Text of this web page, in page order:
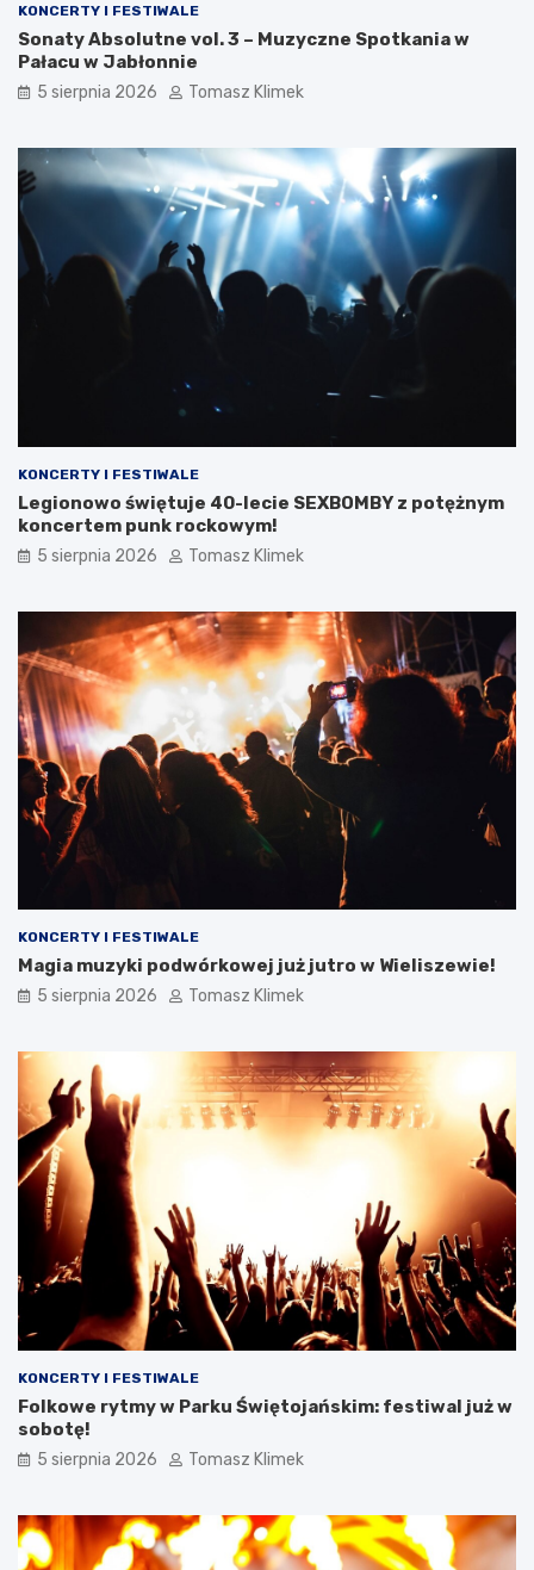
KONCERTY I FESTIWALE
Sonaty Absolutne vol. 3 – Muzyczne Spotkania w
Pałacu w Jabłonnie
5 sierpnia 2026 Tomasz Klimek
KONCERTY I FESTIWALE
Legionowo świętuje 40-lecie SEXBOMBY z potężnym
koncertem punk rockowym!
5 sierpnia 2026 Tomasz Klimek
KONCERTY I FESTIWALE
Magia muzyki podwórkowej już jutro w Wieliszewie!
5 sierpnia 2026 Tomasz Klimek
KONCERTY I FESTIWALE
Folkowe rytmy w Parku Świętojańskim: festiwal już w
sobotę!
5 sierpnia 2026 Tomasz Klimek